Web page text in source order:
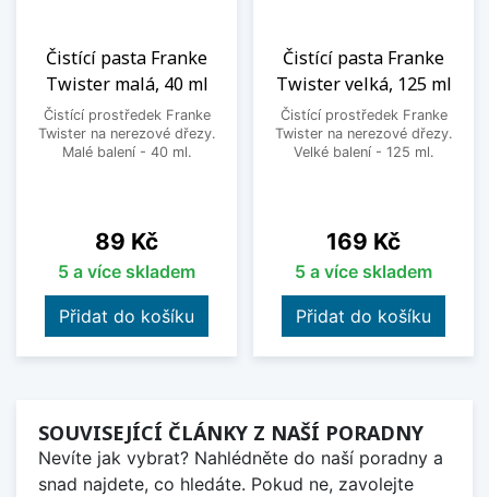
Čistící pasta Franke
Twister malá, 40 ml
Čistící prostředek Franke
Twister na nerezové dřezy.
Malé balení - 40 ml.
Cena
89 Kč
5 a více skladem
Přidat do košíku
Čistící pasta Franke
Twister velká, 125 ml
Čistící prostředek Franke
Twister na nerezové dřezy.
Velké balení - 125 ml.
Cena
169 Kč
5 a více skladem
Přidat do košíku
SOUVISEJÍCÍ ČLÁNKY Z NAŠÍ PORADNY
Nevíte jak vybrat? Nahlédněte do naší poradny a
snad najdete, co hledáte. Pokud ne, zavolejte